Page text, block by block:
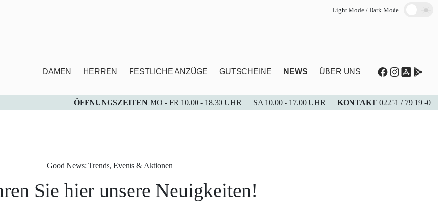
Light Mode / Dark Mode
DAMEN HERREN FESTLICHE ANZÜGE GUTSCHEINE NEWS ÜBER UNS
ÖFFNUNGSZEITEN MO - FR 10.00 - 18.30 UHR SA 10.00 - 17.00 UHR KONTAKT 02251 / 79 19 -0
Good News: Trends, Events & Aktionen
Sie hier unsere Neuigkeiten!